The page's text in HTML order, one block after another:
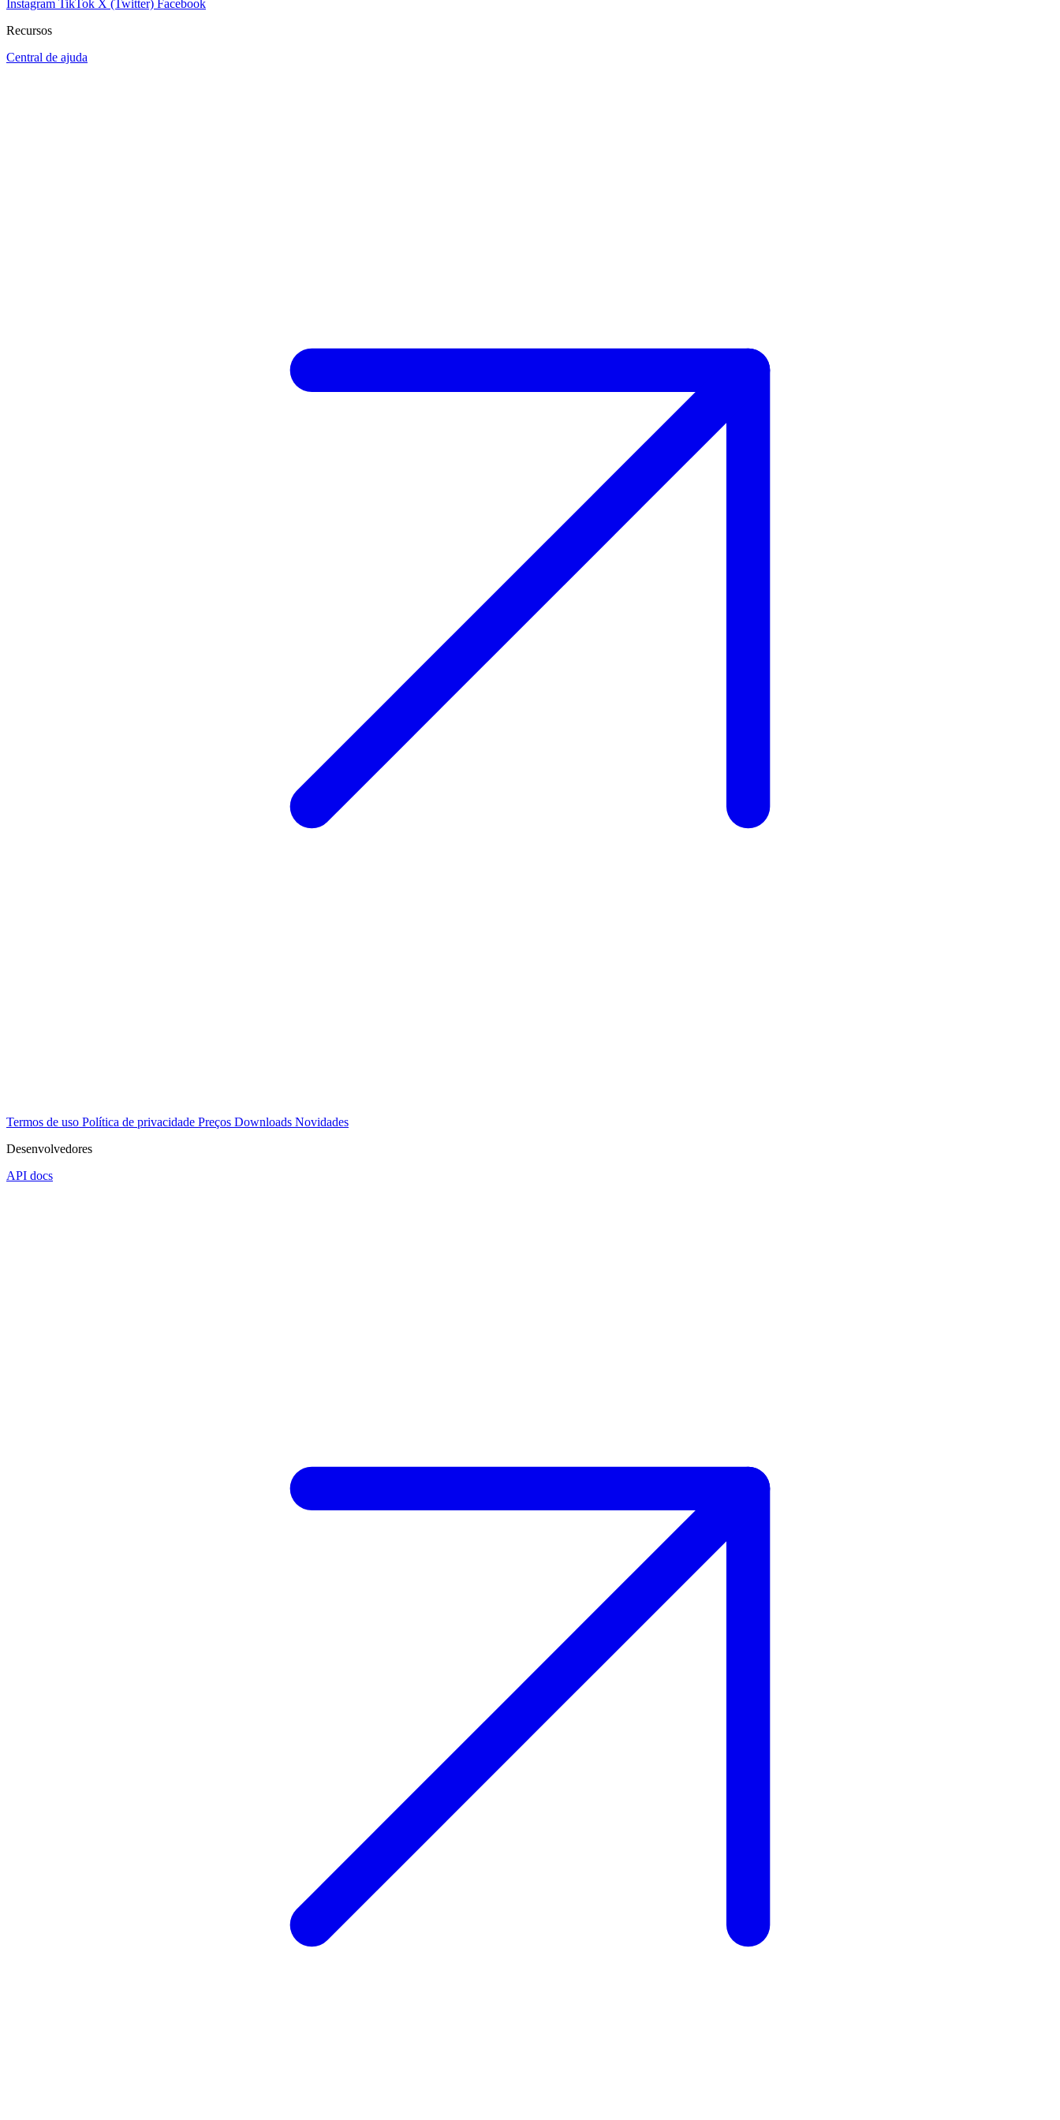
Instagram TikTok X (Twitter) Facebook
Recursos
Central de ajuda
Termos de uso Política de privacidade Preços Downloads Novidades
Desenvolvedores
API docs